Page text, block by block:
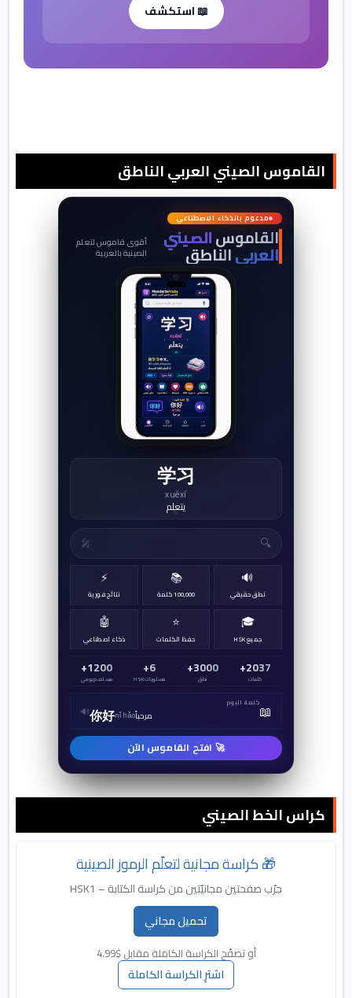
📖 استكشف
القاموس الصيني العربي الناطق
词
典
مدعوم بالذكاء الاصطناعي
القاموسالصيني
العربيالناطق أقوى قاموس لتعلم
الصينية بالعربية
朋友
péngyou
صديق
↻
🔍
🎤
🔊
نطق حقيقي
📚
100,000 كلمة
⚡
نتائج فورية
🎓
جميع HSK
⭐
حفظ الكلمات
🤖
ذكاء اصطناعي
2037+
كلمات
3000+
نطق
6+
مستويات HSK
1200+
مستخدم يومي
📖كلمة اليوم
你好nǐ hǎoمرحباً 🔊
🚀 افتح القاموس الآن
كراس الخط الصيني
🎁 كراسة مجانية لتعلّم الرموز الصينية
جرّب صفحتين مجانيّتين من كراسة الكتابة – HSK1
تحميل مجاني
أو تصفّح الكراسة الكاملة مقابل $4.99
اشترِ الكراسة الكاملة